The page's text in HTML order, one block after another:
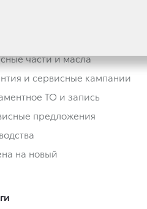
части и масла
и сервисные кампании
ТО и запись
предложения
на новый